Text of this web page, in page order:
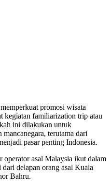
promosi wisata
kegiatan familiarization trip atau
ini dilakukan untuk
terutama dari
pasar penting Indonesia.
operator asal Malaysia ikut dalam
dari delapan orang asal Kuala
Bahru.